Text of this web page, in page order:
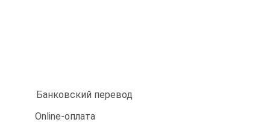
Банковский перевод
Online-оплата